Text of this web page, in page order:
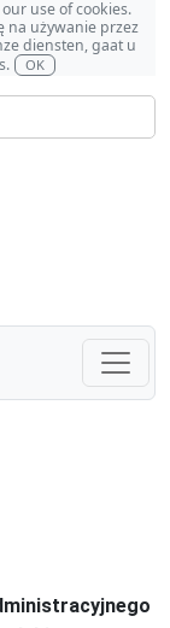
use of cookies.
na używanie przez
diensten, gaat u
OK